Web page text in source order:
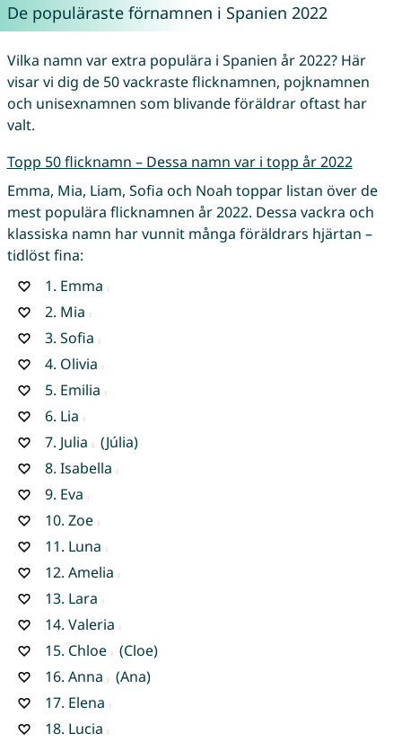
De populäraste förnamnen i Spanien 2022
Vilka namn var extra populära i Spanien år 2022? Här
visar vi dig de 50 vackraste flicknamnen, pojknamnen
och unisexnamnen som blivande föräldrar oftast har
valt.
Topp 50 flicknamn – Dessa namn var i topp år 2022
Emma, Mia, Liam, Sofia och Noah toppar listan över de
mest populära flicknamnen år 2022. Dessa vackra och
klassiska namn har vunnit många föräldrars hjärtan –
tidlöst fina:
1. Emma
2. Mia
3. Sofia
4. Olivia
5. Emilia
6. Lia
7. Julia
(Júlia)
8. Isabella
9. Eva
10. Zoe
11. Luna
12. Amelia
13. Lara
14. Valeria
15. Chloe
(Cloe)
16. Anna
(Ana)
17. Elena
18. Lucia